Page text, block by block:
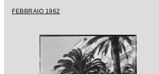
FEBBRAIO 1962